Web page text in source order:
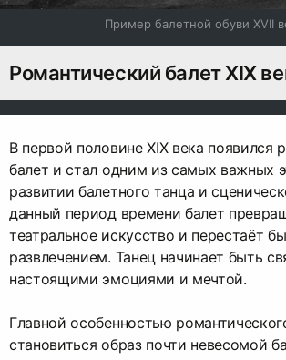
Пример балетной обуви XVII
Романтический балет XIX
В первой половине XIX века появился
балет и стал одним из самых важных
развитии балетного танца и
данный период времени балет
театральное искусство и перестаёт
развлечением. Танец начинает быть
настоящими эмоциями и мечтой.
Главной особенностью
становиться образ почти невесомой